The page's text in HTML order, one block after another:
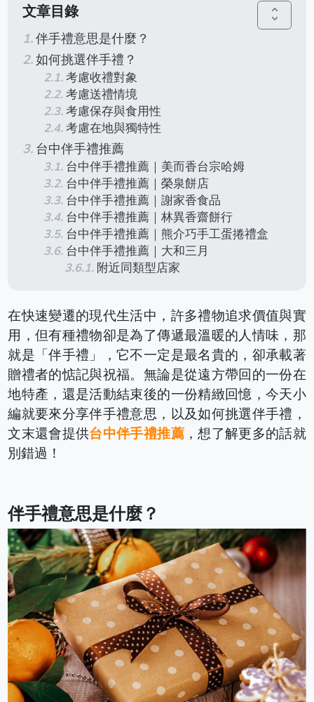
文章目錄 unfold_more
伴手禮意思是什麼？
如何挑選伴手禮？
考慮收禮對象
考慮送禮情境
考慮保存與食用性
考慮在地與獨特性
台中伴手禮推薦
台中伴手禮推薦｜美而香台宗哈姆
台中伴手禮推薦｜榮泉餅店
台中伴手禮推薦｜謝家香食品
台中伴手禮推薦｜林異香齋餅行
台中伴手禮推薦｜熊介巧手工蛋捲禮盒
台中伴手禮推薦｜大和三月
附近同類型店家
在快速變遷的現代生活中，許多禮物追求價值與實
用，但有種禮物卻是為了傳遞最溫暖的人情味，那
就是「伴手禮」，它不一定是最名貴的，卻承載著
贈禮者的惦記與祝福。無論是從遠方帶回的一份在
地特產，還是活動結束後的一份精緻回憶，今天小
編就要來分享伴手禮意思，以及如何挑選伴手禮，
文末還會提供台中伴手禮推薦，想了解更多的話就
別錯過！
伴手禮意思是什麼？